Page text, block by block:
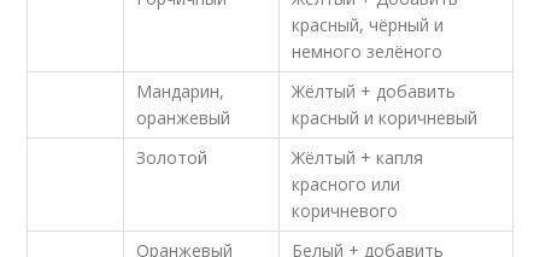
красный, чёрный и
немного зелёного
Мандарин,
оранжевый
Жёлтый + добавить
красный и коричневый
Золотой
Жёлтый + капля
красного или
коричневого
Оранжевый
Белый + добавить